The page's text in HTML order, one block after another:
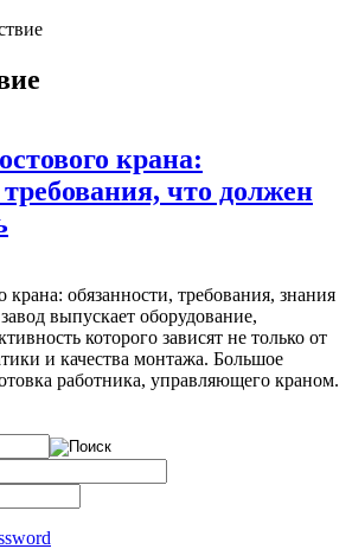
крана:
что должен
обязанности, требования, знания
выпускает оборудование,
которого зависят не только от
и качества монтажа. Большое
работника, управляющего краном.